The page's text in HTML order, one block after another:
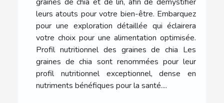
leurs atouts pour votre bien-être. Embarquez
pour une exploration détaillée qui éclairera
votre choix pour une alimentation optimisée.
Profil nutritionnel des graines de chia Les
graines de chia sont renommées pour leur
profil nutritionnel exceptionnel, dense en
nutriments bénéfiques pour la santé....